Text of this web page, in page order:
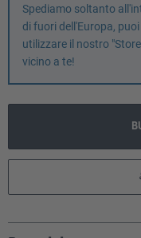
Spediamo soltanto
di fuori dell'Europa,
utilizzare il nostro
vicino a te!